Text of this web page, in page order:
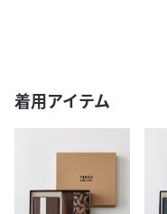
着用アイテム